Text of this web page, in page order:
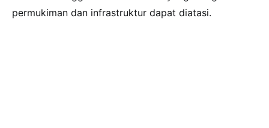
permukiman dan infrastruktur dapat diatasi.